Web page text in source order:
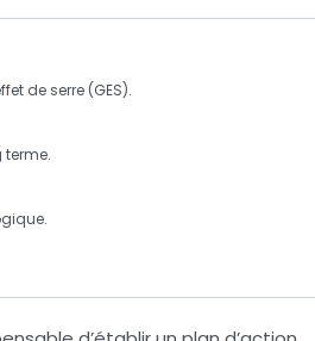
de serre (GES).
terme.